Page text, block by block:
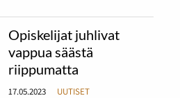
Opiskelijat juhlivat
vappua säästä
riippumatta
17.05.2023 UUTISET